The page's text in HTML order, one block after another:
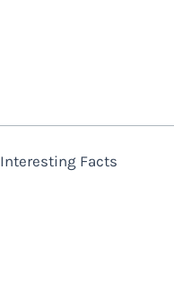
Interesting Facts